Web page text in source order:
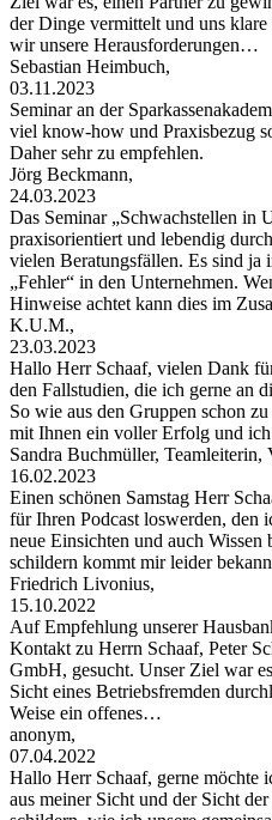
der Dinge vermittelt und uns
wir unsere Herausforderungen…
Sebastian Heimbuch,
03.11.2023
Seminar an der
viel know-how und Praxisbezug
Daher sehr zu empfehlen.
Jörg Beckmann,
24.03.2023
Das Seminar „Schwachstellen in
praxisorientiert und lebendig
vielen Beratungsfällen. Es sind ja
„Fehler“ in den Unternehmen.
Hinweise achtet kann dies im
K.U.M.,
23.03.2023
Hallo Herr Schaaf, vielen Dank
den Fallstudien, die ich gerne an
So wie aus den Gruppen schon
mit Ihnen ein voller Erfolg und
Sandra Buchmüller,
16.02.2023
Einen schönen Samstag Herr
für Ihren Podcast loswerden, den
neue Einsichten und auch Wissen
schildern kommt mir leider
Friedrich Livonius,
15.10.2022
Auf Empfehlung unserer
Kontakt zu Herrn Schaaf, Peter
GmbH, gesucht. Unser Ziel war
Sicht eines Betriebsfremden
Weise ein offenes…
anonym,
07.04.2022
Hallo Herr Schaaf, gerne möchte
aus meiner Sicht und der Sicht